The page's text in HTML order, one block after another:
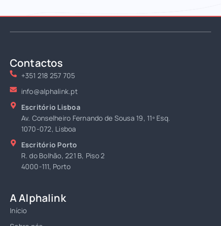
Contactos
+351 218 257 705
info@alphalink.pt
Escritório Lisboa
Av. Conselheiro Fernando de Sousa 19, 11º Esq.
1070-072, Lisboa
Escritório Porto
R. do Bolhão, 221 B, Piso 2
4000-111, Porto
A Alphalink
Início